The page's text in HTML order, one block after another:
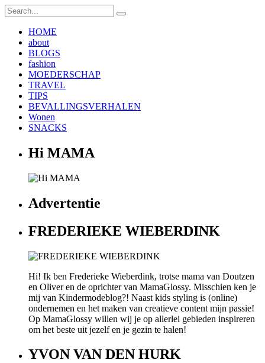
HOME
about
BLOGS
fashion
MOEDERSCHAP
TRAVEL
TIPS
BEVALLINGSVERHALEN
Wonen
SNACKS
Hi MAMA
Advertentie
FREDERIEKE WIEBERDINK
Hi! Ik ben Frederieke Wieberdink, trotse mama van Doutzen
en Oliver en de oprichter van MamaGlossy. Misschien ken je
mij van Kindermodeblog?! Naast kids styling is (online)
ondernemen en het maken van creatieve content mijn passie!
Op MamaGlossy willen wij je op allerlei gebieden inspireren
om het beste uit jezelf en je gezin te halen!
YVON VAN DEN HURK